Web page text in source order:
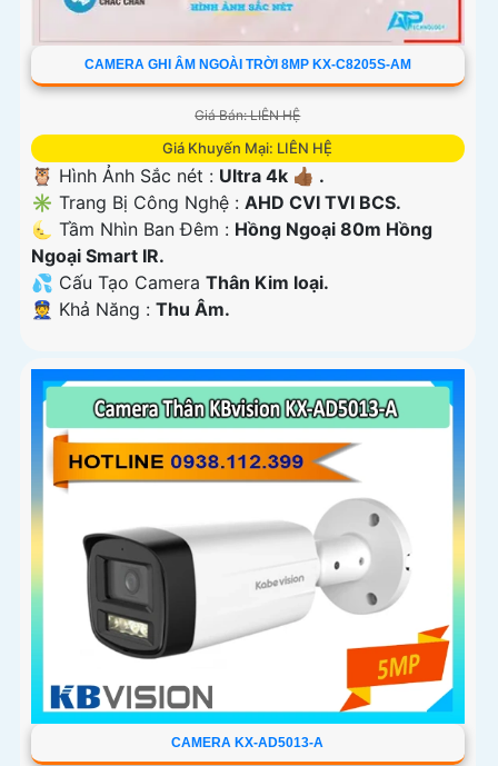
CAMERA GHI ÂM NGOÀI TRỜI 8MP KX-C8205S-AM
Giá Bán: LIÊN HỆ
Giá Khuyến Mại: LIÊN HỆ
🦉 Hình Ảnh Sắc nét : Ultra 4k 👍🏾 .
✳️ Trang Bị Công Nghệ : AHD CVI TVI BCS.
🌜 Tầm Nhìn Ban Đêm : Hồng Ngoại 80m Hồng
Ngoại Smart IR.
💦 Cấu Tạo Camera Thân Kim loại.
️👮 Khả Năng : Thu Âm.
CAMERA KX-AD5013-A